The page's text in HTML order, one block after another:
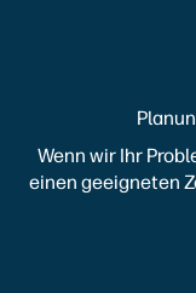
Wenn wir Ihr
einen geeigneten